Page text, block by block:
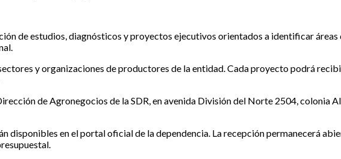
de estudios, diagnósticos y proyectos ejecutivos orientados a identificar
y organizaciones de productores de la entidad. Cada proyecto podrá
de Agronegocios de la SDR, en avenida División del Norte 2504, colonia
disponibles en el portal oficial de la dependencia. La recepción permanecerá